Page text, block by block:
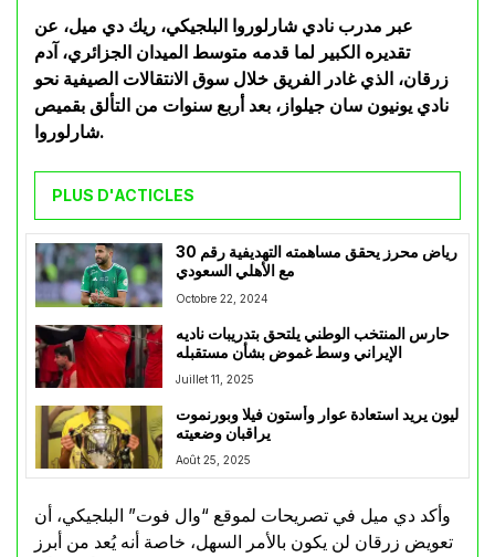
عبر مدرب نادي شارلوروا البلجيكي، ريك دي ميل، عن
تقديره الكبير لما قدمه متوسط الميدان الجزائري، آدم
زرقان، الذي غادر الفريق خلال سوق الانتقالات الصيفية نحو
نادي يونيون سان جيلواز، بعد أربع سنوات من التألق بقميص
شارلوروا.
PLUS D'ACTICLES
رياض محرز يحقق مساهمته التهديفية رقم 30
مع الأهلي السعودي
Octobre 22, 2024
حارس المنتخب الوطني يلتحق بتدريبات ناديه
الإيراني وسط غموض بشأن مستقبله
Juillet 11, 2025
ليون يريد استعادة عوار وأستون فيلا وبورنموت
يراقبان وضعيته
Août 25, 2025
وأكد دي ميل في تصريحات لموقع “وال فوت” البلجيكي، أن
تعويض زرقان لن يكون بالأمر السهل، خاصة أنه يُعد من أبرز